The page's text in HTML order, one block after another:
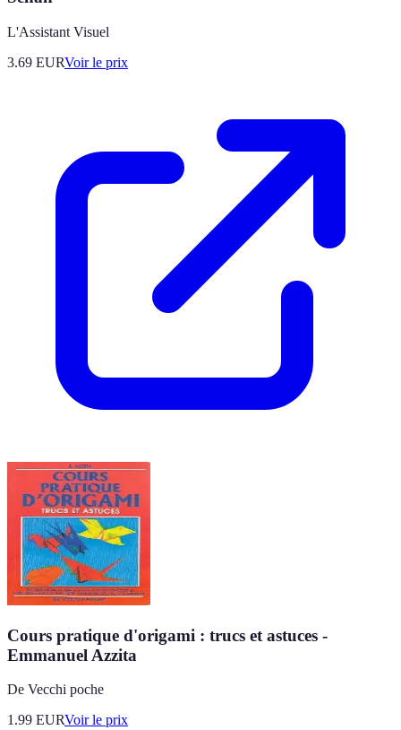
L'Assistant Visuel
3.69 EURVoir le prix
Cours pratique d'origami : trucs et astuces -
Emmanuel Azzita
De Vecchi poche
1.99 EURVoir le prix